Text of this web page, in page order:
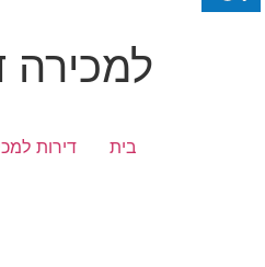
למכירה דירת 3
בית דירות